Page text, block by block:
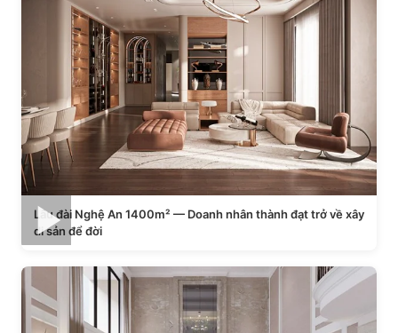
Lâu đài Nghệ An 1400m² — Doanh nhân thành đạt trở về xây
di sản để đời